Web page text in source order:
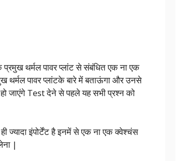
प्रमुख थर्मल पावर प्लांट से संबंधित एक ना एक
पावर प्लांटके बारे में बताऊंगा और उनसे
जाएंगे Test देने से पहले यह सभी प्रश्न को
ज्यादा इंपोर्टेंट है इनमें से एक ना एक क्वेश्चंस
|